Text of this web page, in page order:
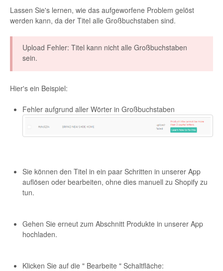
Affiliate Marketplace
Etsy Integration - Deutsch
Etsy Integration - Spanish
Page Wise Docs - Dutch
Lassen Sie's lernen, wie das aufgeworfene Problem gelöst
werden kann, da der Titel alle Großbuchstaben sind.
Upload Fehler: Titel kann nicht alle Großbuchstaben
sein.
Hier's ein Beispiel:
Fehler aufgrund aller Wörter in Großbuchstaben
Sie können den Titel in ein paar Schritten in unserer App
auflösen oder bearbeiten, ohne dies manuell zu Shopify zu
tun.
Gehen Sie erneut zum Abschnitt Produkte in unserer App
hochladen.
Klicken Sie auf die " Bearbeite " Schaltfläche: